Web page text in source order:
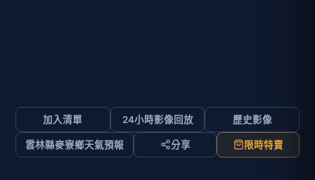
加入清單 24小時影像回放 歷史影像
雲林縣麥寮鄉天氣預報 分享 限時特賣